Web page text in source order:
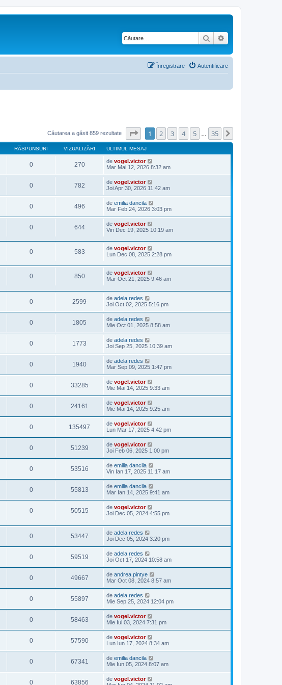
Căutare
Autentificare
Înregistrare
Căutarea a găsit 859 rezultate Pagina1 din 35
1 2 3 4 5 35
RĂSPUNSURI VIZUALIZĂRI ULTIMUL MESAJ
0 270 de vogel.victor
Mar Mai 12, 2026 8:32 am
0 782 de vogel.victor
Joi Apr 30, 2026 11:42 am
0 496 de emilia dancila
Mar Feb 24, 2026 3:03 pm
0 644 de vogel.victor
Vin Dec 19, 2025 10:19 am
0 583 de vogel.victor
Lun Dec 08, 2025 2:28 pm
0 850 de vogel.victor
Mar Oct 21, 2025 9:46 am
0 2599 de adela redes
Joi Oct 02, 2025 5:16 pm
0 1805 de adela redes
Mie Oct 01, 2025 8:58 am
0 1773 de adela redes
Joi Sep 25, 2025 10:39 am
0 1940 de adela redes
Mar Sep 09, 2025 1:47 pm
0 33285 de vogel.victor
Mie Mai 14, 2025 9:33 am
0 24161 de vogel.victor
Mie Mai 14, 2025 9:25 am
0 135497 de vogel.victor
Lun Mar 17, 2025 4:42 pm
0 51239 de vogel.victor
Joi Feb 06, 2025 1:00 pm
0 53516 de emilia dancila
Vin Ian 17, 2025 11:17 am
0 55813 de emilia dancila
Mar Ian 14, 2025 9:41 am
0 50515 de vogel.victor
Joi Dec 05, 2024 4:55 pm
0 53447 de adela redes
Joi Dec 05, 2024 3:20 pm
0 59519 de adela redes
Joi Oct 17, 2024 10:58 am
0 49667 de andrea.pintye
Mar Oct 08, 2024 8:57 am
0 55897 de adela redes
Mie Sep 25, 2024 12:04 pm
0 58463 de vogel.victor
Mie Iul 03, 2024 7:31 pm
0 57590 de vogel.victor
Lun Iun 17, 2024 8:34 am
0 67341 de emilia dancila
Mie Iun 05, 2024 8:07 am
0 63856 de vogel.victor